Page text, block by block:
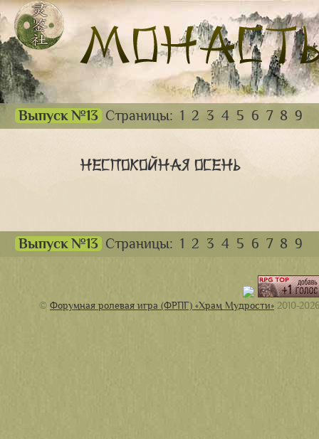
Выпуск №13 Страницы: 1 2 3 4 5 6 7 8 9
Неспокойная осень
Выпуск №13 Страницы: 1 2 3 4 5 6 7 8 9
© Форумная ролевая игра (ФРПГ) «Храм Мудрости» 2010-